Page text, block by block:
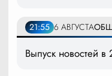
21:55 6 АВГУСТА
Выпуск новостей